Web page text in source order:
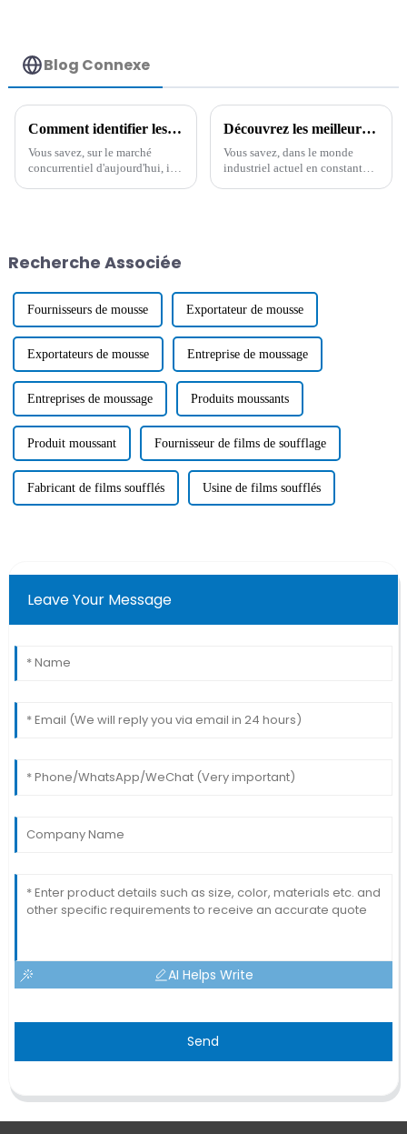
Blog Connexe
Comment identifier les fournisseurs de qualité pour les meilleurs produits antistatiques haute température sur un marché concurrentiel
Vous savez, sur le marché
concurrentiel d'aujourd'hui, il
Découvrez les meilleurs additifs antistatiques de la principale usine d'exportation de Chine
Vous savez, dans le monde
industriel actuel en constante
Recherche Associée
Fournisseurs de mousse Exportateur de mousse
Exportateurs de mousse Entreprise de moussage
Entreprises de moussage Produits moussants
Produit moussant Fournisseur de films de soufflage
Fabricant de films soufflés Usine de films soufflés
Leave Your Message
AI Helps Write
Send